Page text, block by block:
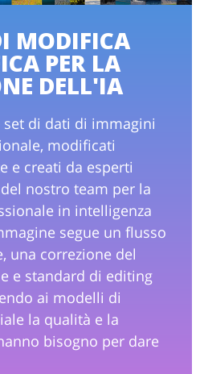
MODIFICA
PER LA
DELL'IA
set di dati di immagini
modificati
e creati da esperti
nostro team per la
in intelligenza
segue un flusso
una correzione del
e standard di editing
ai modelli di
la qualità e la
bisogno per dare